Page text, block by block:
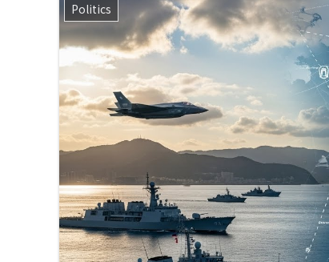
Politics